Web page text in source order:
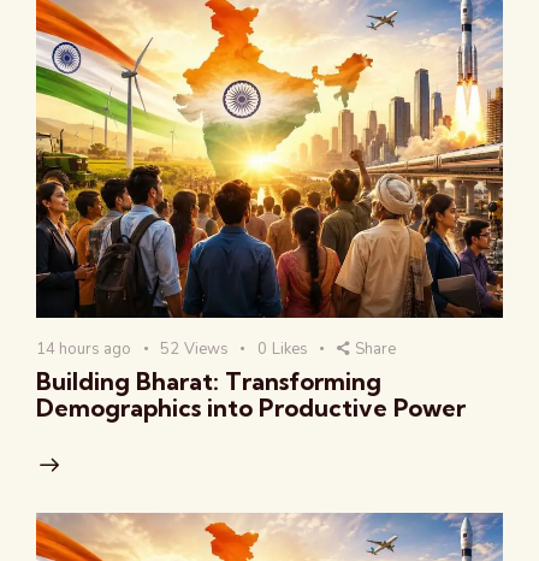
14 hours ago 52 Views 0 Likes Share
Building Bharat: Transforming
Demographics into Productive Power